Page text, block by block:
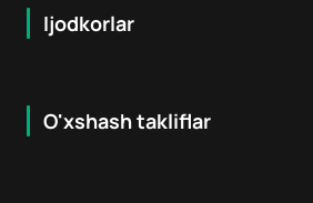
Ijodkorlar
O'xshash takliflar
16 + 7.9